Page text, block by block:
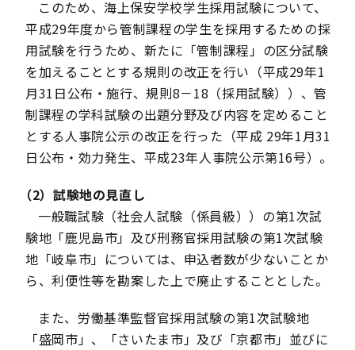
このため、海上保安学校学生採用試験について、
平成29年度から管制課程の学生を採用するための採
用試験を行うため、新たに「管制課程」の区分試験
を加えることとする規則の改正を行い（平成29年1
月31日公布・施行、規則8－18（採用試験））、管
制課程の学科試験の出題分野及び内容を定めること
とする人事院公示の改正を行った（平成 29年1月31
日公布・効力発生、平成23年人事院公示第16号）。
（2）試験地の見直し
一般職試験（社会人試験（係員級））の第1次試
験地「鹿児島市」及び刑務官採用試験の第1次試験
地「岐阜市」については、申込者数が少ないことか
ら、利便性等を勘案した上で廃止することとした。
また、労働基準監督官採用試験の第1次試験地
「盛岡市」、「さいたま市」及び「京都市」並びに